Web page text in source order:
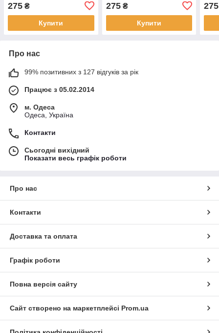
275 ₴
Купити
275₴
Купити
275
Про нас
99% позитивних з 127 відгуків за рік
Працює з 05.02.2014
м. Одеса
Одеса, Україна
Контакти
Сьогодні вихідний
Показати весь графік роботи
Про нас
Контакти
Доставка та оплата
Графік роботи
Повна версія сайту
Сайт створено на маркетплейсі Prom.ua